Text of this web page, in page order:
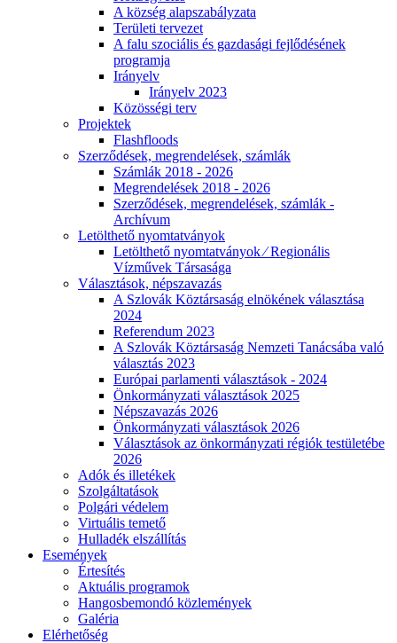
A község alapszabályzata
Területi tervezet
A falu szociális és gazdasági fejlődésének
programja
Irányelv
Irányelv 2023
Közösségi terv
Projektek
Flashfloods
Szerződések, megrendelések, számlák
Számlák 2018 - 2026
Megrendelések 2018 - 2026
Szerződések, megrendelések, számlák -
Archívum
Letölthető nyomtatványok
Letölthető nyomtatványok ⁄ Regionális
Vízművek Társasága
Választások, népszavazás
A Szlovák Köztársaság elnökének választása
2024
Referendum 2023
A Szlovák Köztársaság Nemzeti Tanácsába való
választás 2023
Európai parlamenti választások - 2024
Önkormányzati választások 2025
Népszavazás 2026
Önkormányzati választások 2026
Választások az önkormányzati régiók testületébe
2026
Adók és illetékek
Szolgáltatások
Polgári védelem
Virtuális temető
Hulladék elszállítás
Események
Értesítés
Aktuális programok
Hangosbemondó közlemények
Galéria
Elérhetőség